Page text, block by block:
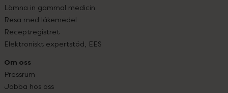
Lämna in gammal medicin
Resa med läkemedel
Receptregistret
Elektroniskt expertstöd, EES
Om oss
Pressrum
Jobba hos oss